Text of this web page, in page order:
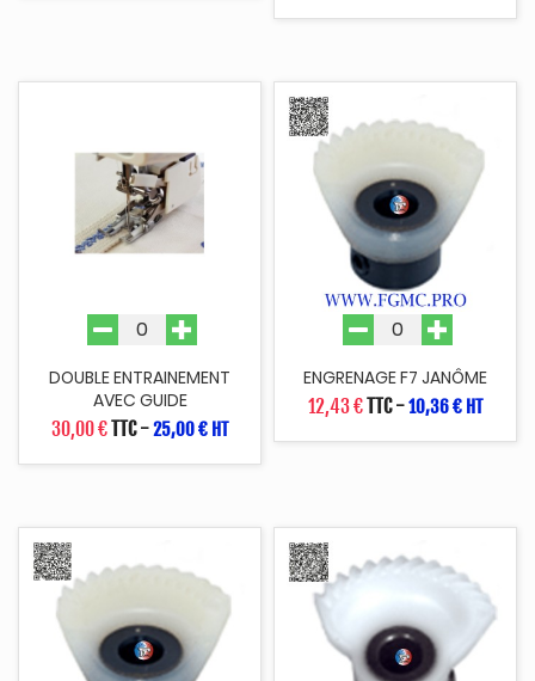
DOUBLE ENTRAINEMENT
AVEC GUIDE
30,00 €TTC-25,00 € HT
ENGRENAGE F7 JANÔME
12,43 €TTC-10,36 € HT